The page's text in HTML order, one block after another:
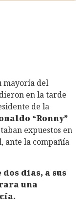
mayoría del
en la tarde
de la
“Ronny”
expuestos en
ante la compañía
días, a sus
una